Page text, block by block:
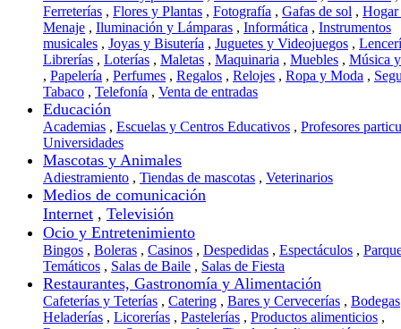
Ferreterías , Flores y Plantas , Fotografía , Gafas de sol ,
Menaje , Iluminación y Lámparas , Informática , Instrumentos
musicales , Joyas y Bisutería , Juguetes y Videojuegos ,
Librerías , Loterías , Maletas , Maquinaria , Muebles , Música
, Papelería , Perfumes , Regalos , Relojes , Ropa y Moda ,
Tabaco , Telefonía , Venta de entradas
Educación
Academias , Escuelas y Centros Educativos , Profesores
Universidades
Mascotas y Animales
Adiestramiento , Tiendas de mascotas , Veterinarios
Medios de comunicación
Internet , Televisión
Ocio y Entretenimiento
Bingos , Boleras , Casinos , Despedidas , Espectáculos ,
Temáticos , Salas de Baile , Salas de Fiesta
Restaurantes, Gastronomía y Alimentación
Cafeterías y Teterías , Catering , Bares y Cervecerías , Bodegas
Heladerías , Licorerías , Pastelerías , Productos alimenticios ,